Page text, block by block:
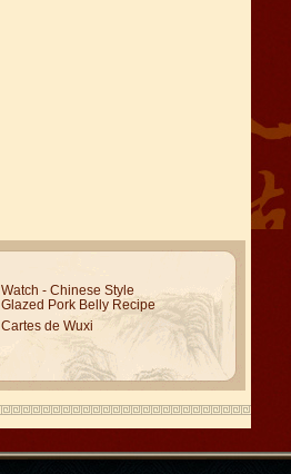
Watch - Chinese Style
Glazed Pork Belly Recipe
Cartes de Wuxi